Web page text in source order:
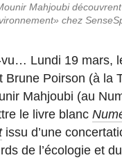
Mah­joubi
chez
vu… Lundi 19 mars,
Brune Poirson (à la
Mah­joubi (au
le livre blanc
issu d’une
de l’éco­lo­gie et